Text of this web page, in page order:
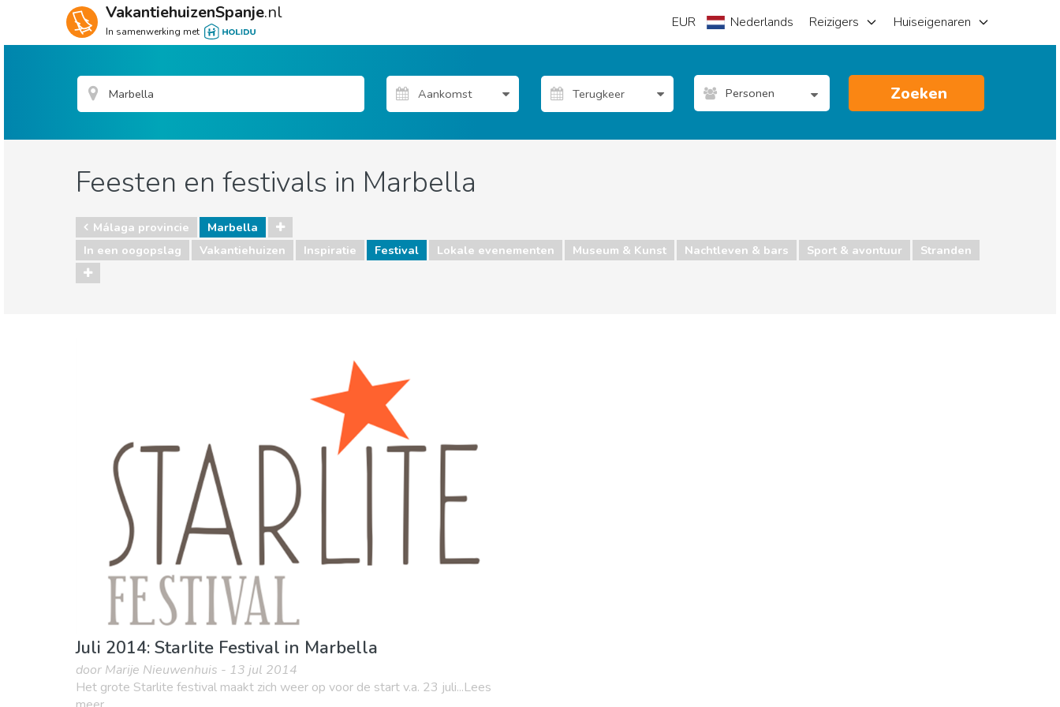
VakantiehuizenSpanje.nl
In samenwerking met
EUR Nederlands Reizigers Huiseigenaren
Personen Zoeken
Feesten en festivals in Marbella
Málaga provincie
Marbella
In een oogopslag
Vakantiehuizen Inspiratie Festival Lokale evenementen Museum & Kunst Nachtleven & bars Sport & avontuur Stranden
Juli 2014: Starlite Festival in Marbella
door Marije Nieuwenhuis - 13 jul 2014
Het grote Starlite festival maakt zich weer op voor de start v.a. 23 juli...Lees